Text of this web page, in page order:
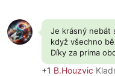
Je krásný nebát
když všechno
Díky za prima
+1 B.Houzvic